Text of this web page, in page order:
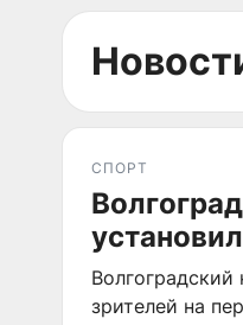
СПОРТ
зрителей на